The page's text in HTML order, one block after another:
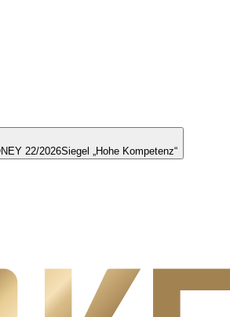
22/2026Siegel „Hohe Kompetenz“